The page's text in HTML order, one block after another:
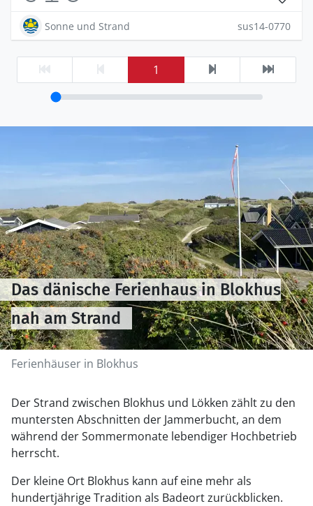
Sonne und Strand sus14-0770
1
Ferienhäuser in Blokhus
Das dänische Ferienhaus in Blokhus
nah am Strand
Der Strand zwischen Blokhus und Lökken zählt zu den
muntersten Abschnitten der Jammerbucht, an dem
während der Sommermonate lebendiger Hochbetrieb
herrscht.
Der kleine Ort Blokhus kann auf eine mehr als
hundertjährige Tradition als Badeort zurückblicken.